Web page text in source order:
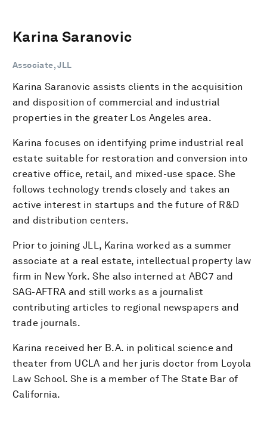
Karina Saranovic
Associate, JLL
Karina Saranovic assists clients in the acquisition
and disposition of commercial and industrial
properties in the greater Los Angeles area.
Karina focuses on identifying prime industrial real
estate suitable for restoration and conversion into
creative office, retail, and mixed-use space. She
follows technology trends closely and takes an
active interest in startups and the future of R&D
and distribution centers.
Prior to joining JLL, Karina worked as a summer
associate at a real estate, intellectual property law
firm in New York. She also interned at ABC7 and
SAG-AFTRA and still works as a journalist
contributing articles to regional newspapers and
trade journals.
Karina received her B.A. in political science and
theater from UCLA and her juris doctor from Loyola
Law School. She is a member of The State Bar of
California.